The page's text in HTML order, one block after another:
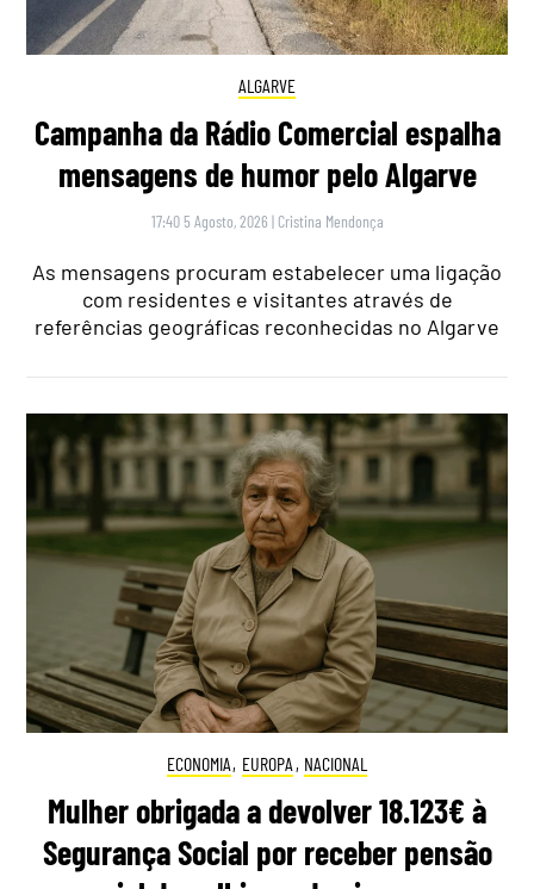
ALGARVE
Campanha da Rádio Comercial espalha
mensagens de humor pelo Algarve
17:40 5 Agosto, 2026 | Cristina Mendonça
As mensagens procuram estabelecer uma ligação
com residentes e visitantes através de
referências geográficas reconhecidas no Algarve
ECONOMIA, EUROPA , NACIONAL
Mulher obrigada a devolver 18.123€ à
Segurança Social por receber pensão